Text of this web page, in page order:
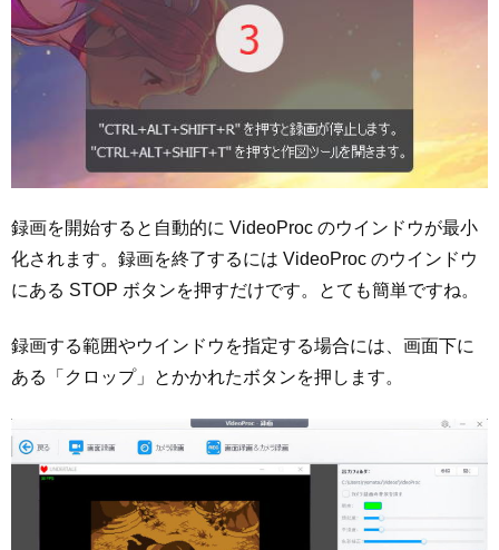
録画を開始すると自動的に VideoProc のウインドウが最小
化されます。録画を終了するには VideoProc のウインドウ
にある STOP ボタンを押すだけです。とても簡単ですね。
録画する範囲やウインドウを指定する場合には、画面下に
ある「クロップ」とかかれたボタンを押します。